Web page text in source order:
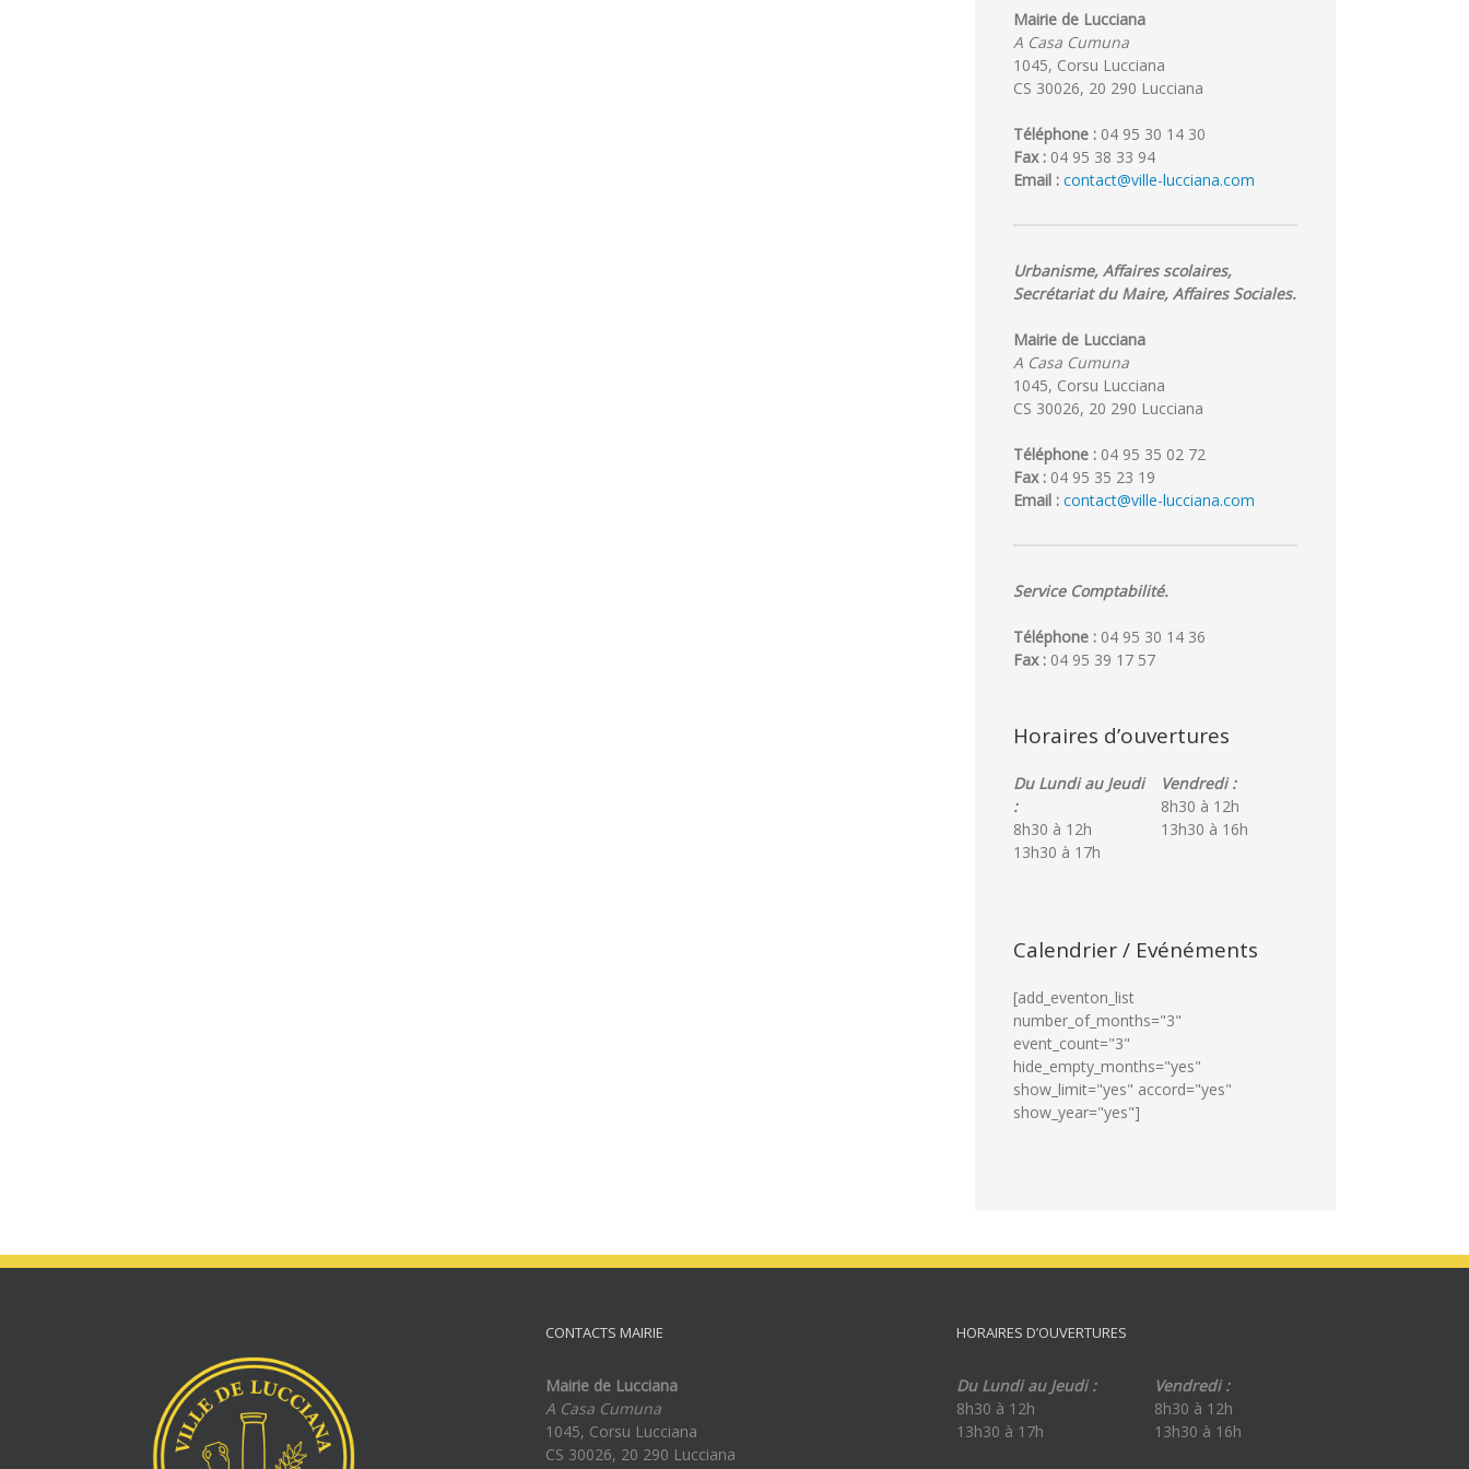
Mairie de Lucciana
A Casa Cumuna
1045, Corsu Lucciana
CS 30026, 20 290 Lucciana
Téléphone : 04 95 30 14 30
Fax : 04 95 38 33 94
Email : contact@ville-lucciana.com
Urbanisme, Affaires scolaires,
Secrétariat du Maire, Affaires Sociales.
Mairie de Lucciana
A Casa Cumuna
1045, Corsu Lucciana
CS 30026, 20 290 Lucciana
Téléphone : 04 95 35 02 72
Fax : 04 95 35 23 19
Email : contact@ville-lucciana.com
Service Comptabilité.
Téléphone : 04 95 30 14 36
Fax : 04 95 39 17 57
Horaires d’ouvertures
Du Lundi au Jeudi
:
8h30 à 12h
13h30 à 17h
Vendredi :
8h30 à 12h
13h30 à 16h
Calendrier / Evénéments
[add_eventon_list
number_of_months="3"
event_count="3"
hide_empty_months="yes"
show_limit="yes" accord="yes"
show_year="yes"]
CONTACTS MAIRIE
Mairie de Lucciana
A Casa Cumuna
1045, Corsu Lucciana
CS 30026, 20 290 Lucciana
HORAIRES D’OUVERTURES
Du Lundi au Jeudi :
8h30 à 12h
13h30 à 17h
Vendredi :
8h30 à 12h
13h30 à 16h